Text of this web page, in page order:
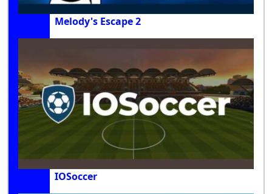
Melody's Escape 2
IOSoccer